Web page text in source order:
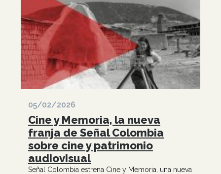
05/02/2026
Cine y Memoria, la nueva
franja de Señal Colombia
sobre cine y patrimonio
audiovisual
Señal Colombia estrena Cine y Memoria, una nueva